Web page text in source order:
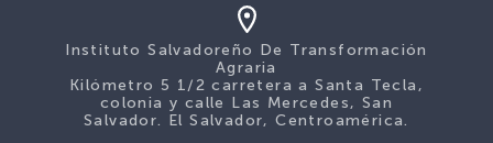
Instituto Salvadoreño De Transformación
Agraria
Kilómetro 5 1/2 carretera a Santa Tecla,
colonia y calle Las Mercedes, San
Salvador. El Salvador, Centroamérica.